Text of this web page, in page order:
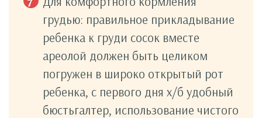
грудью: правильное прикладывание
ребенка к груди сосок вместе
ареолой должен быть целиком
погружен в широко открытый рот
ребенка, с первого дня х/б удобный
бюстьгалтер, использование чистого